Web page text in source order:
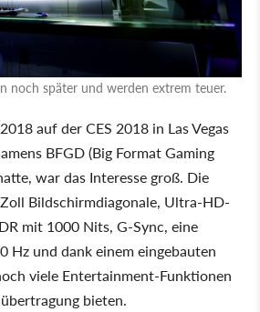
noch später und werden extrem teuer.
auf der CES 2018 in Las Vegas
BFGD (Big Format Gaming
war das Interesse groß. Die
Bildschirmdiagonale, Ultra-HD-
mit 1000 Nits, G-Sync, eine
Hz und dank einem eingebauten
viele Entertainment-Funktionen
bieten.